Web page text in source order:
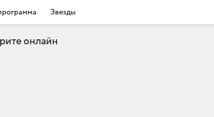
Звезды
онлайн